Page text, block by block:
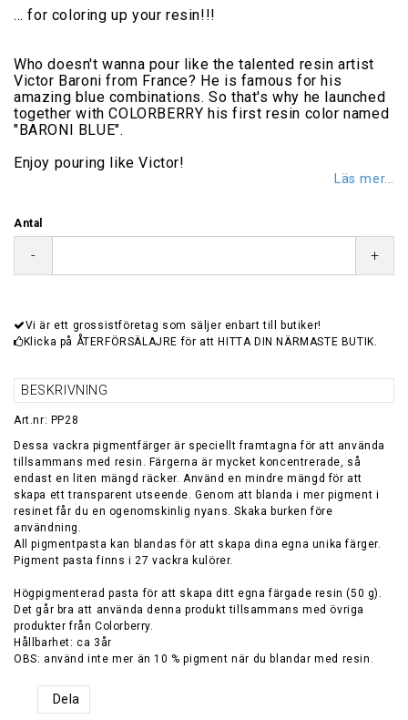
... for coloring up your resin!!!
Who doesn't wanna pour like the talented resin artist
Victor Baroni from France? He is famous for his
amazing blue combinations. So that's why he launched
together with COLORBERRY his first resin color named
"BARONI BLUE".
Enjoy pouring like Victor!
Läs mer...
Antal
- +
Vi är ett grossistföretag som säljer enbart till butiker!
Klicka på ÅTERFÖRSÄLAJRE för att HITTA DIN NÄRMASTE BUTIK.
BESKRIVNING
Art.nr: PP28
Dessa vackra pigmentfärger är speciellt framtagna för att använda
tillsammans med resin. Färgerna är mycket koncentrerade, så
endast en liten mängd räcker. Använd en mindre mängd för att
skapa ett transparent utseende. Genom att blanda i mer pigment i
resinet får du en ogenomskinlig nyans. Skaka burken före
användning.
All pigmentpasta kan blandas för att skapa dina egna unika färger.
Pigment pasta finns i 27 vackra kulörer.
Högpigmenterad pasta för att skapa ditt egna färgade resin (50 g).
Det går bra att använda denna produkt tillsammans med övriga
produkter från Colorberry.
Hållbarhet: ca 3år
Dela